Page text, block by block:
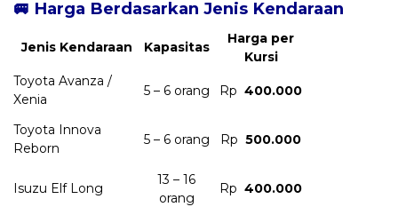
🚐 Harga Berdasarkan Jenis Kendaraan
Jenis Kendaraan Kapasitas
Harga per
Kursi
Toyota Avanza /
Xenia
5 – 6 orang Rp 400.000
Toyota Innova
Reborn
5 – 6 orang Rp 500.000
Isuzu Elf Long
13 – 16
orang
Rp 400.000